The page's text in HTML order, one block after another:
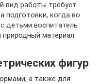
вид работы требует
подготовки, когда во
детьми воспитатель
материал.
фигур
а также для